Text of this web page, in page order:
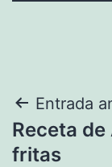
de
Entrada
Receta
fritas